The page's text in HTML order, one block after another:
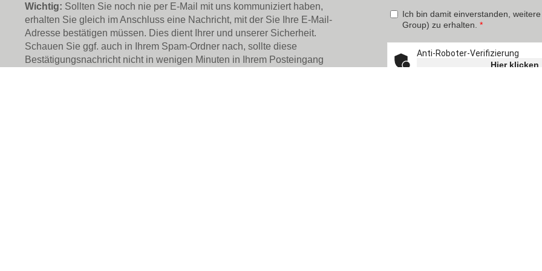
Wichtig: Sollten Sie noch nie per E-Mail mit uns kommuniziert haben,
erhalten Sie gleich im Anschluss eine Nachricht, mit der Sie Ihre E-Mail-
Adresse bestätigen müssen. Dies dient Ihrer und unserer Sicherheit.
Schauen Sie ggf. auch in Ihrem Spam-Ordner nach, sollte diese
Bestätigungsnachricht nicht in wenigen Minuten in Ihrem Posteingang